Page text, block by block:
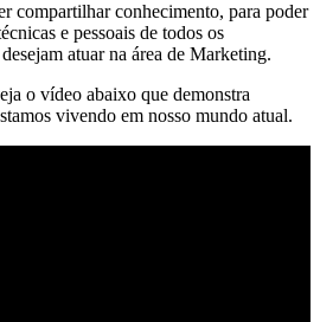
compartilhar conhecimento, para poder
e pessoais de todos os
atuar na área de Marketing.
o vídeo abaixo que demonstra
vivendo em nosso mundo atual.